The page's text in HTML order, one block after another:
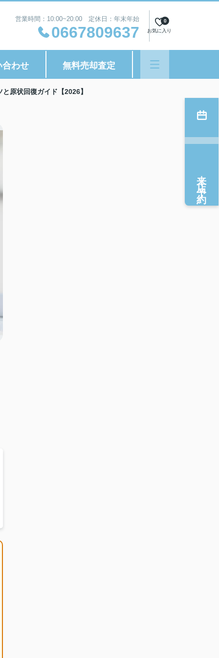
営業時間：10:00~20:00 定休日：年末年始
0667809637 お気に入り
0
合わせ 無料売却査定
原状回復ガイド【2026】
来店予約